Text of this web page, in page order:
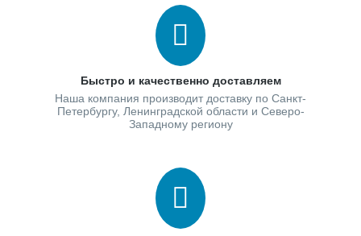
Быстро и качественно доставляем
Наша компания производит доставку по Санкт-
Петербургу, Ленинградской области и Северо-
Западному региону